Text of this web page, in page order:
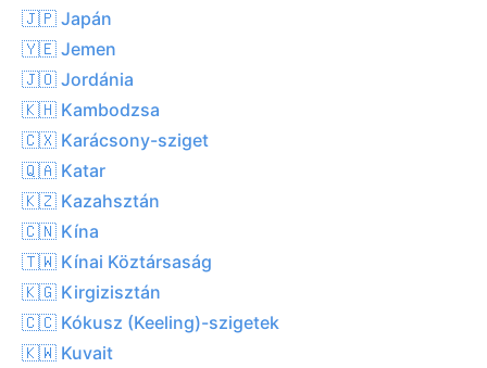
🇯🇵 Japán
🇾🇪 Jemen
🇯🇴 Jordánia
🇰🇭 Kambodzsa
🇨🇽 Karácsony-sziget
🇶🇦 Katar
🇰🇿 Kazahsztán
🇨🇳 Kína
🇹🇼 Kínai Köztársaság
🇰🇬 Kirgizisztán
🇨🇨 Kókusz (Keeling)-szigetek
🇰🇼 Kuvait